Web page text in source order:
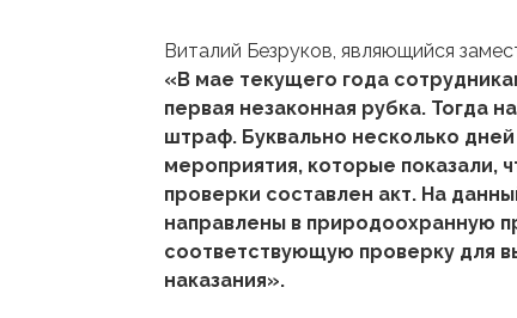
Виталий Безруков, являющийся
«В мае текущего года
первая незаконная рубка. Тогда
штраф. Буквально несколько
мероприятия, которые показали,
проверки составлен акт. На
направлены в природоохранную
соответствующую проверку для
наказания».